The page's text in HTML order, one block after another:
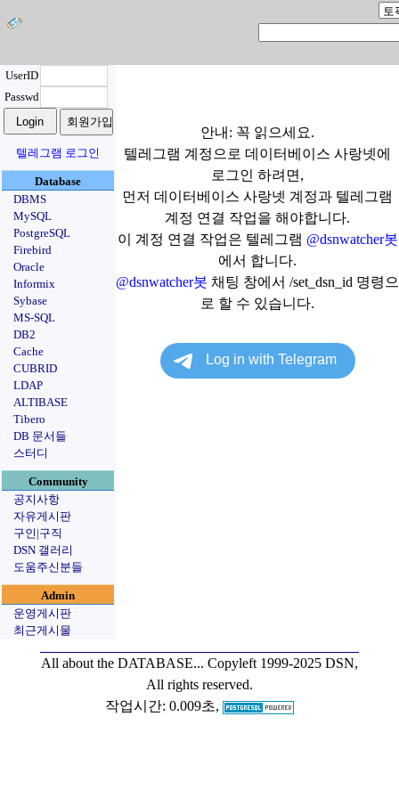
UserID
Passwd
텔레그램 로그인
Database
DBMS
MySQL
PostgreSQL
Firebird
Oracle
Informix
Sybase
MS-SQL
DB2
Cache
CUBRID
LDAP
ALTIBASE
Tibero
DB 문서들
스터디
Community
공지사항
자유게시판
구인|구직
DSN 갤러리
도움주신분들
Admin
운영게시판
최근게시물
안내: 꼭 읽으세요.
텔레그램 계정으로 데이터베이스 사랑넷에
로그인 하려면,
먼저 데이터베이스 사랑넷 계정과 텔레그램
계정 연결 작업을 해야합니다.
이 계정 연결 작업은 텔레그램 @dsnwatcher봇
에서 합니다.
@dsnwatcher봇 채팅 창에서 /set_dsn_id 명령으
로 할 수 있습니다.
All about the DATABASE... Copyleft 1999-2025 DSN,
All rights reserved.
작업시간: 0.009초,